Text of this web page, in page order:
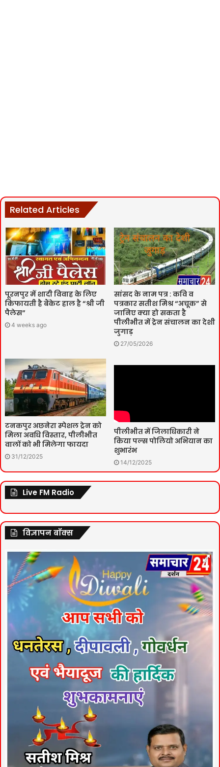
Related Articles
पूरनपुर में शादी विवाह के लिए
किफायती है बैंकेट हाल है “श्री जी
पैलेस”
4 weeks ago
सांसद के नाम पत्र : कवि व
पत्रकार सतीश मिश्र “अचूक” से
जानिए क्या हो सकता है
पीलीभीत में ट्रेन संचालन का देशी
जुगाड़
27/05/2026
टनकपुर अछनेरा स्पेशल ट्रेन को
मिला अवधि विस्तार, पीलीभीत
वालों को भी मिलेगा फायदा
31/12/2025
पीलीभीत में जिलाधिकारी ने
किया पल्स पोलियो अभियान का
शुभारंभ
14/12/2025
Live FM Radio
विज्ञापन बॉक्स